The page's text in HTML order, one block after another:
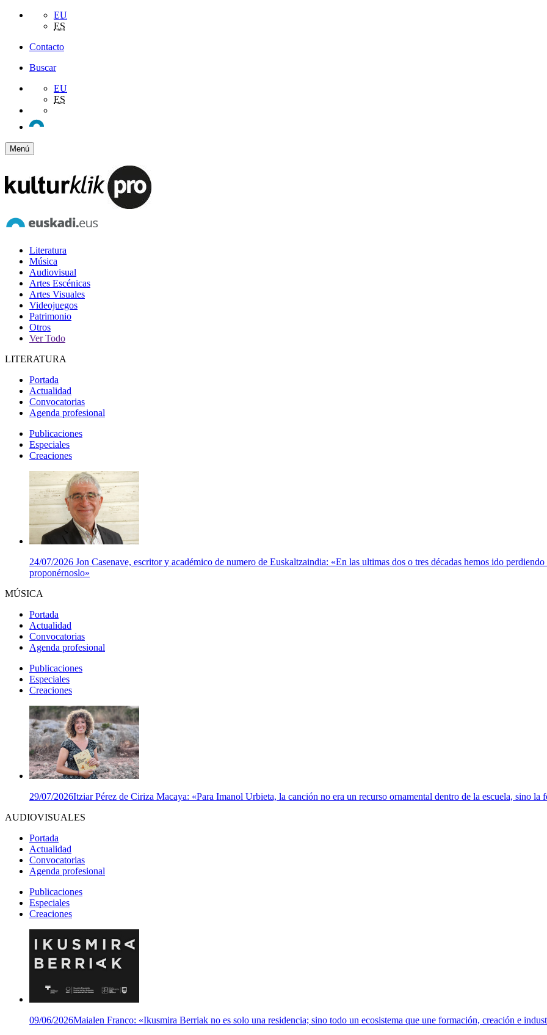
EU
ES
Contacto
Buscar
EU
ES
Menú
Literatura
Música
Audiovisual
Artes Escénicas
Artes Visuales
Videojuegos
Patrimonio
Otros
Ver Todo
LITERATURA
Portada
Actualidad
Convocatorias
Agenda profesional
Publicaciones
Especiales
Creaciones
24/07/2026 Jon Casenave, escritor y académico de numero de Euskaltzaindia: «En las ultimas dos o tres décadas hemos ido
proponérnoslo»
MÚSICA
Portada
Actualidad
Convocatorias
Agenda profesional
Publicaciones
Especiales
Creaciones
29/07/2026Itziar Pérez de Ciriza Macaya: «Para Imanol Urbieta, la canción no era un recurso ornamental dentro de la escuela, sino la
AUDIOVISUALES
Portada
Actualidad
Convocatorias
Agenda profesional
Publicaciones
Especiales
Creaciones
09/06/2026Maialen Franco: «Ikusmira Berriak no es solo una residencia; sino todo un ecosistema que une formación, creación e